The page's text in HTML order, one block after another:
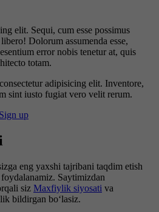
elit. Sequi, cum esse possimus
Dolorum assumenda esse,
error nobis tenetur at, quis
totam.
adipisicing elit. Inventore,
sint iusto fugiat vero velit rerum.
Sign up
eng yaxshi tajribani taqdim etish
Saytimizdan
siz Maxfiylik siyosati va
bildirgan bo‘lasiz.